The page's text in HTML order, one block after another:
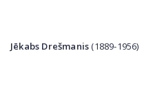
Jēkabs Drešmanis(1889-1956)